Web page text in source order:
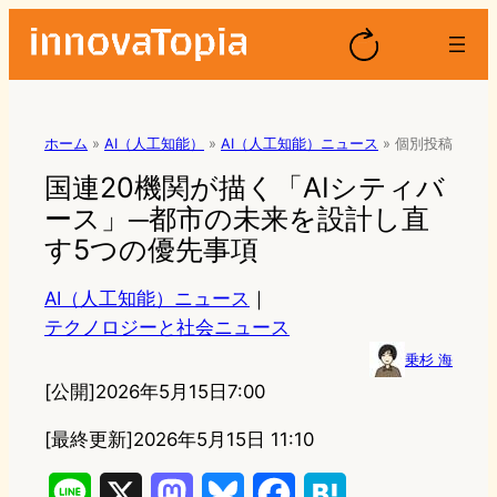
ホーム » AI（人工知能） » AI（人工知能）ニュース » 個別投稿
国連20機関が描く「AIシティバ
ース」─都市の未来を設計し直
す5つの優先事項
AI（人工知能）ニュース ｜
テクノロジーと社会ニュース
乗杉 海
[公開]2026年5月15日7:00
[最終更新]2026年5月15日 11:10